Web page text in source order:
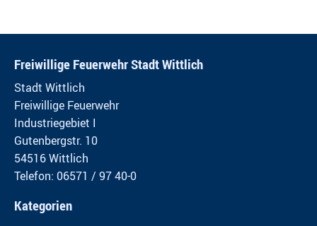
Freiwillige Feuerwehr Stadt Wittlich
Stadt Wittlich
Freiwillige Feuerwehr
Industriegebiet I
Gutenbergstr. 10
54516 Wittlich
Telefon: 06571 / 97 40-0
Kategorien